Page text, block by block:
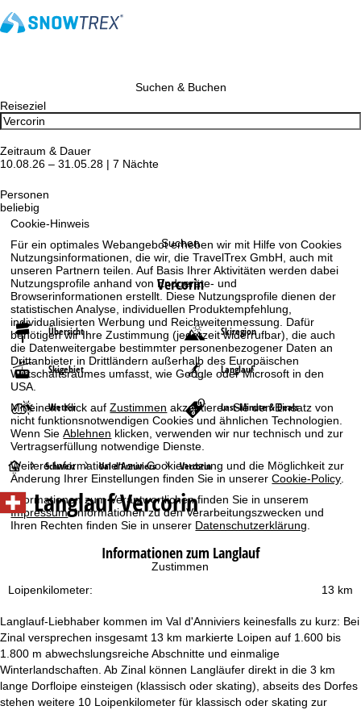
Cookie-Hinweis
Für ein optimales Webangebot erheben wir mit Hilfe von Cookies
Nutzungsinformationen, die wir, die TravelTrex GmbH, auch mit
unseren Partnern teilen. Auf Basis Ihrer Aktivitäten werden dabei
Nutzungsprofile anhand von Endgeräte- und
Browserinformationen erstellt. Diese Nutzungsprofile dienen der
statistischen Analyse, individuellen Produktempfehlung,
individualisierten Werbung und Reichweitenmessung. Dafür
benötigen wir Ihre Zustimmung (jederzeit widerrufbar), die auch
die Datenweitergabe bestimmter personenbezogener Daten an
Drittanbieter in Drittländern außerhalb des Europäischen
Wirtschaftsraumes umfasst, wie Google oder Microsoft in den
USA.
Mit einem Klick aufZustimmen akzeptieren Sie den Einsatz von
nicht funktionsnotwendigen Cookies und ähnlichen Technologien.
Wenn SieAblehnen klicken, verwenden wir nur technisch und zur
Vertragserfüllung notwendige Dienste.
Weitere Informationen zur Cookienutzung und die Möglichkeit zur
Änderung Ihrer Einstellungen finden Sie in unsererCookie-Policy.
Informationen zum Verantwortlichen finden Sie in unserem
Impressum. Informationen zu den Verarbeitungszwecken und
Ihren Rechten finden Sie in unserer Datenschutzerklärung.
Zustimmen
Suchen & Buchen
Reiseziel
Zeitraum & Dauer
10.08.26 – 31.05.28 | 7 Nächte
Personen
beliebig
Suchen
Vercorin
Übersicht Skiregion
Skigebiet Langlauf
Wetter Last-Minute & Deals
S
t
a
t
s
Schweiz Val d'Anniviers Vercorin
Langlauf Vercorin
Informationen zum Langlauf
13 km
Loipenkilometer:
Langlauf-Liebhaber kommen im Val d'Anniviers keinesfalls zu kurz: Bei
Zinal versprechen insgesamt 13 km markierte Loipen auf 1.600 bis
1.800 m abwechslungsreiche Abschnitte und einmalige
Winterlandschaften. Ab Zinal können Langläufer direkt in die 3 km
lange Dorfloipe einsteigen (klassisch oder skating), abseits des Dorfes
stehen weitere 10 Loipenkilometer für klassisch oder skating zur